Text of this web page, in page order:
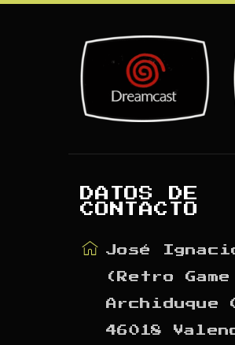
DATOS DE
CONTACTO
José
(Retro
Archiduque
46018